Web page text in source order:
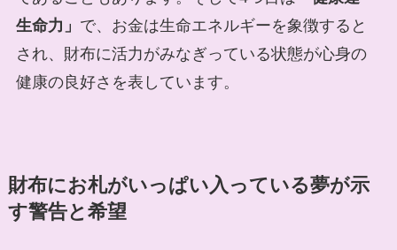
生命力」 で、お金は生命エネルギーを象徴すると
され、財布に活力がみなぎっている状態が心身の
健康の良好さを表しています。
財布にお札がいっぱい入っている夢が示
す警告と希望